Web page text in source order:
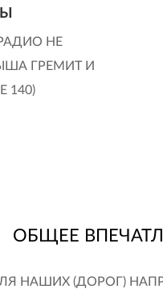
НЕ
ГРЕМИТ И
140)
ОБЩЕЕ
НАШИХ (ДОРОГ)